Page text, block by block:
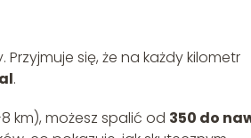
się, że na każdy kilometr
.
km), możesz spalić od 350 do